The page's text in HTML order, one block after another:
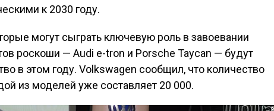
к 2030 году.
могут сыграть ключевую роль в завоевании
роскоши — Audi e-tron и Porsche Taycan — будут
в этом году. Volkswagen сообщил, что количество
из моделей уже составляет 20 000.